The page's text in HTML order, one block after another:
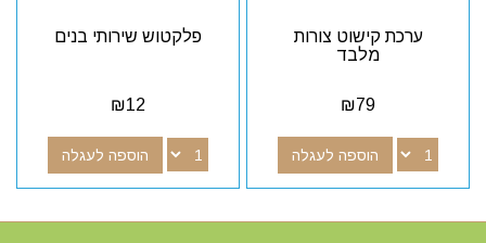
ערכת קישוט צורות
מלבד
₪79
הוספה לעגלה
פלקטוש שירותי בנים
₪12
הוספה לעגלה